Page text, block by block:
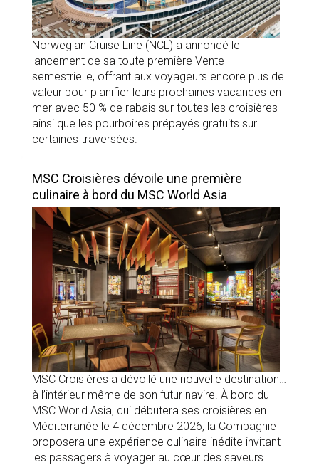
Norwegian Cruise Line (NCL) a annoncé le
lancement de sa toute première Vente
semestrielle, offrant aux voyageurs encore plus de
valeur pour planifier leurs prochaines vacances en
mer avec 50 % de rabais sur toutes les croisières
ainsi que les pourboires prépayés gratuits sur
certaines traversées.
MSC Croisières dévoile une première
culinaire à bord du MSC World Asia
MSC Croisières a dévoilé une nouvelle destination…
à l’intérieur même de son futur navire. À bord du
MSC World Asia, qui débutera ses croisières en
Méditerranée le 4 décembre 2026, la Compagnie
proposera une expérience culinaire inédite invitant
les passagers à voyager au cœur des saveurs